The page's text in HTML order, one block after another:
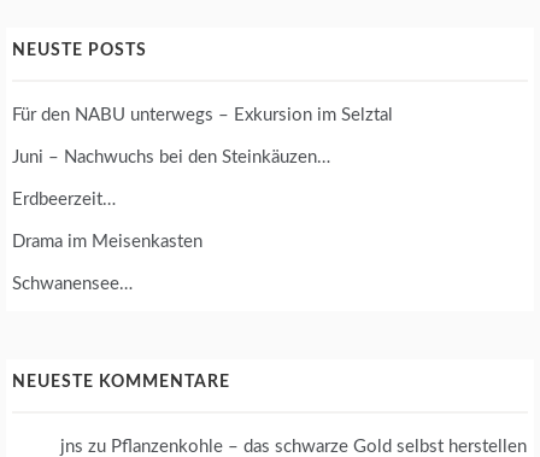
NEUSTE POSTS
Für den NABU unterwegs – Exkursion im Selztal
Juni – Nachwuchs bei den Steinkäuzen…
Erdbeerzeit…
Drama im Meisenkasten
Schwanensee…
NEUESTE KOMMENTARE
jns zu Pflanzenkohle – das schwarze Gold selbst herstellen